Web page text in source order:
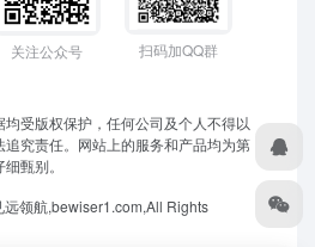
关注公众号 扫码加QQ群
受版权保护，任何公司及个人不得以
究责任。网站上的服务和产品均为第
甄别。
领航,bewiser1.com,All Rights